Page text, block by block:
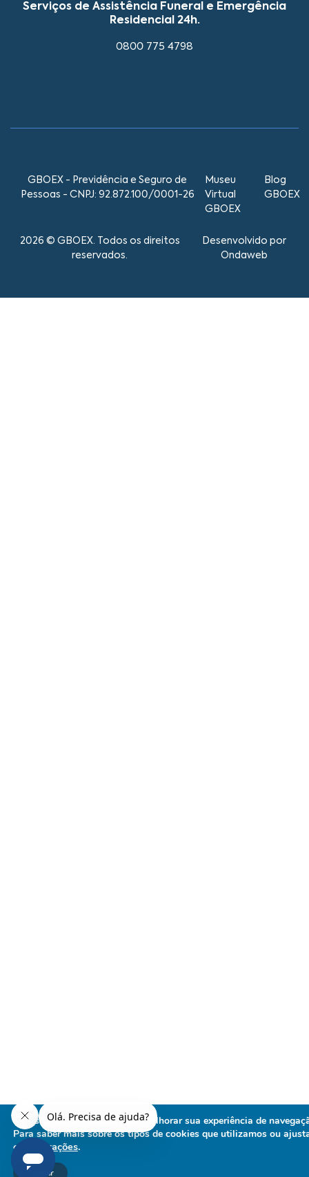
Serviços de Assistência Funeral e Emergência
Residencial 24h.
0800 775 4798
GBOEX - Previdência e Seguro de
Pessoas - CNPJ: 92.872.100/0001-26
Museu
Virtual
GBOEX
Blog
GBOEX
2026 © GBOEX. Todos os direitos
reservados.
Desenvolvido por
Ondaweb
Este site utiliza cookies para melhorar sua experiência de
Para saber mais sobre os tipos de cookies que utilizamos ou
configurações.
Aceitar